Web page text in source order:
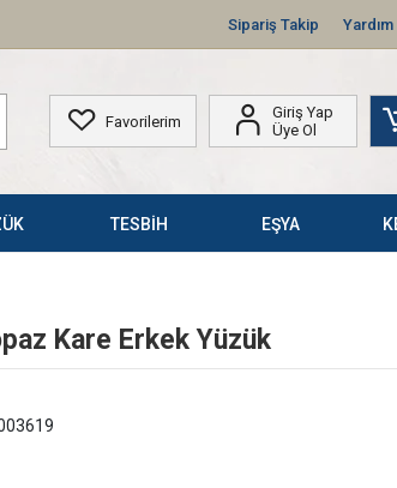
Sipariş Takip Yardım
Favorilerim
Giriş Yap
Üye Ol
TESBİH EŞYA
Kare Erkek Yüzük